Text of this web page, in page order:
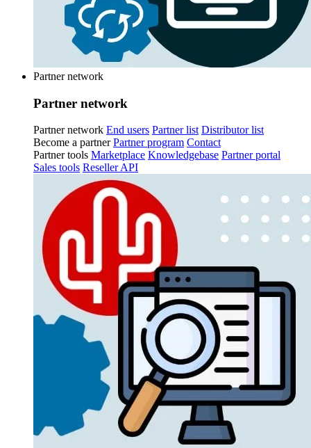
Partner network
Partner network
Partner network End users Partner list Distributor list
Become a partner Partner program Contact
Partner tools Marketplace Knowledgebase Partner portal
Sales tools Reseller API